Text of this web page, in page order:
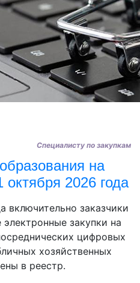
Специалисту по закупкам
на
октября 2026 года
включительно заказчики
закупки на
цифровых
хозяйственных
в реестр.